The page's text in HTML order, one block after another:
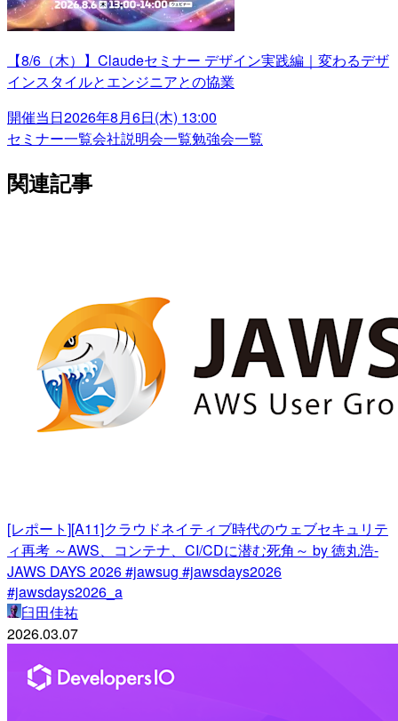
【8/6（木）】Claudeセミナー デザイン実践編｜変わるデザ
インスタイルとエンジニアとの協業
開催当日2026年8月6日(木) 13:00
セミナー一覧会社説明会一覧勉強会一覧
関連記事
[レポート][A11]クラウドネイティブ時代のウェブセキュリテ
ィ再考 ～AWS、コンテナ、CI/CDに潜む死角～ by 徳丸浩-
JAWS DAYS 2026 #jawsug #jawsdays2026
#jawsdays2026_a
臼田佳祐
2026.03.07